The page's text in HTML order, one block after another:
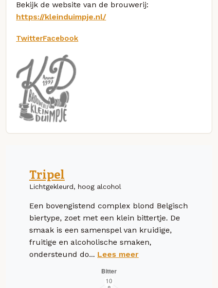
Bekijk de website van de brouwerij:
https://kleinduimpje.nl/
TwitterFacebook
Tripel
Lichtgekleurd, hoog alcohol
Een bovengistend complex blond Belgisch
biertype, zoet met een klein bittertje. De
smaak is een samenspel van kruidige,
fruitige en alcoholische smaken,
ondersteund do... Lees meer